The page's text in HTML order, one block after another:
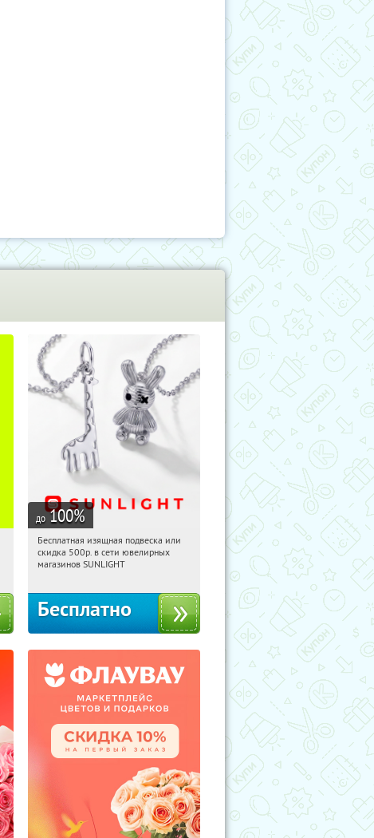
до 100%
03:01:14 Получили:
Россия
Бесплатная изящная подвеска или
скидка 500р. в сети ювелирных
магазинов SUNLIGHT
Бесплатно